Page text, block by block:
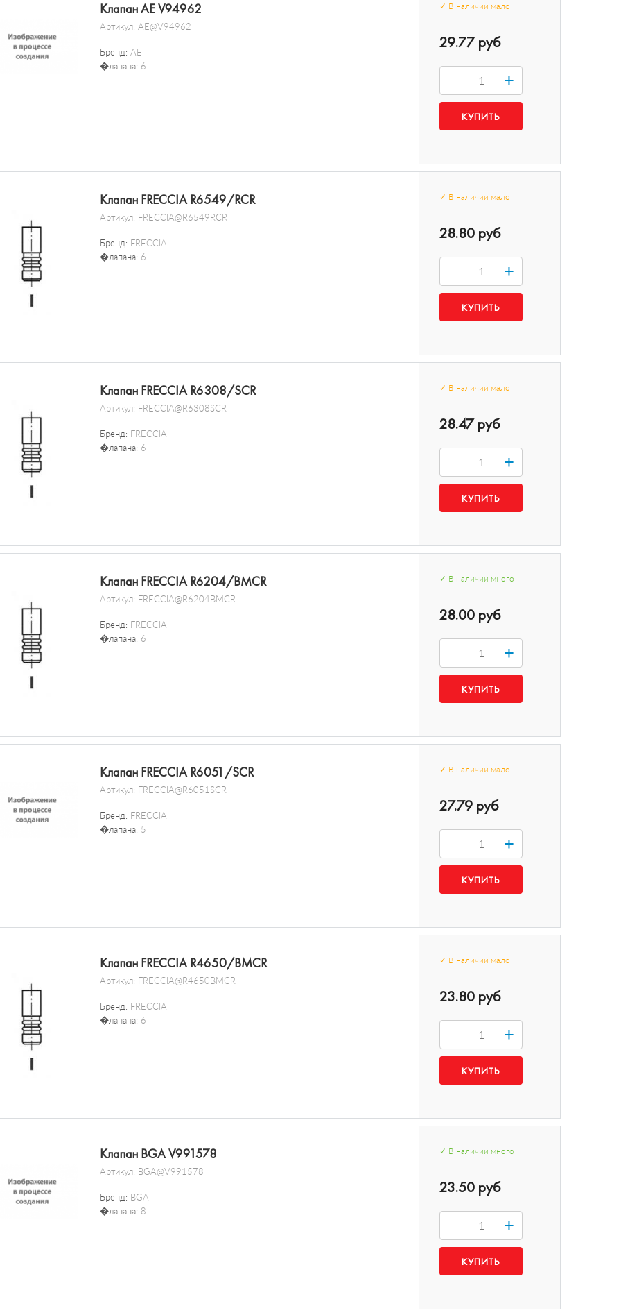
Клапан AE V94962
Артикул: AE@V94962
Бренд: AE
�лапана: 6
✓ В наличии мало
29.77 руб
+
Клапан FRECCIA R6549/RCR
Артикул: FRECCIA@R6549RCR
Бренд: FRECCIA
�лапана: 6
✓ В наличии мало
28.80 руб
+
Клапан FRECCIA R6308/SCR
Артикул: FRECCIA@R6308SCR
Бренд: FRECCIA
�лапана: 6
✓ В наличии мало
28.47 руб
+
Клапан FRECCIA R6204/BMCR
Артикул: FRECCIA@R6204BMCR
Бренд: FRECCIA
�лапана: 6
✓ В наличии много
28.00 руб
+
Клапан FRECCIA R6051/SCR
Артикул: FRECCIA@R6051SCR
Бренд: FRECCIA
�лапана: 5
✓ В наличии мало
27.79 руб
+
Клапан FRECCIA R4650/BMCR
Артикул: FRECCIA@R4650BMCR
Бренд: FRECCIA
�лапана: 6
✓ В наличии мало
23.80 руб
+
Клапан BGA V991578
Артикул: BGA@V991578
Бренд: BGA
�лапана: 8
✓ В наличии много
23.50 руб
+